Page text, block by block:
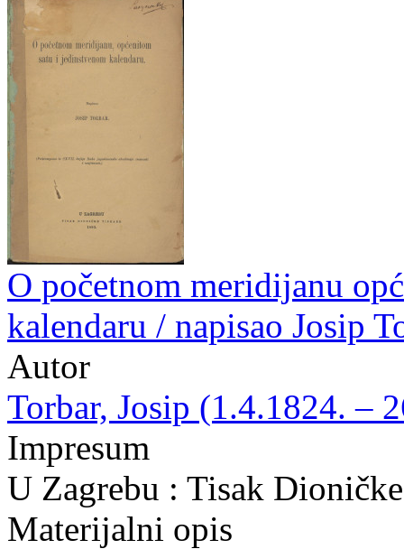
O početnom meridijanu
kalendaru / napisao Josip
Autor
Torbar, Josip (1.4.1824. –
Impresum
U Zagrebu : Tisak
Materijalni opis